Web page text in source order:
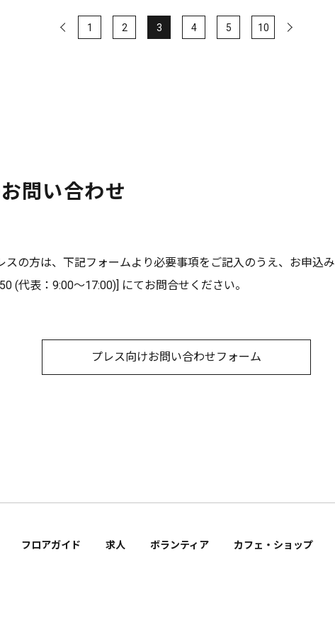
1 2 3 4 5 10
お問い合わせ
の方は、下記フォームより必要事項をご記入のうえ、お申込み
(代表：9:00～17:00)] にてお問合せください。
プレス向けお問い合わせフォーム
フロアガイド 求人 ボランティア カフェ・ショップ